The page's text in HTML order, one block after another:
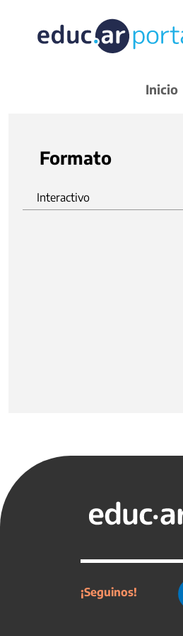
Inicio
Formato
Interactivo
¡Seguinos!